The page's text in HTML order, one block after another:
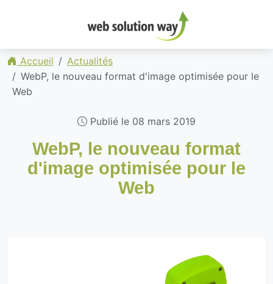
Accueil
Actualités
WebP, le nouveau format d'image optimisée pour le
Web
Publié le 08 mars 2019
WebP, le nouveau format
d'image optimisée pour le
Web